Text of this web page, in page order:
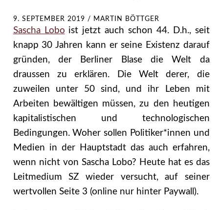
9. SEPTEMBER 2019 / MARTIN BÖTTGER
Sascha Lobo ist jetzt auch schon 44. D.h., seit
knapp 30 Jahren kann er seine Existenz darauf
gründen, der Berliner Blase die Welt da
draussen zu erklären. Die Welt derer, die
zuweilen unter 50 sind, und ihr Leben mit
Arbeiten bewältigen müssen, zu den heutigen
kapitalistischen und technologischen
Bedingungen. Woher sollen Politiker*innen und
Medien in der Hauptstadt das auch erfahren,
wenn nicht von Sascha Lobo? Heute hat es das
Leitmedium SZ wieder versucht, auf seiner
wertvollen Seite 3 (online nur hinter Paywall).